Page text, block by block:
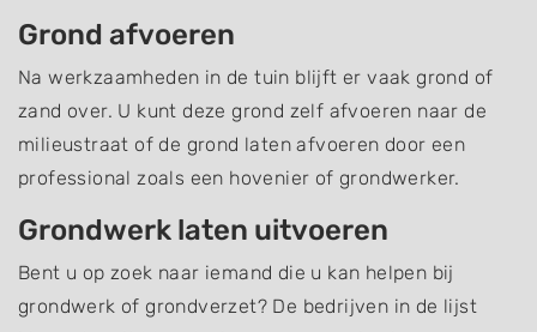
Grond afvoeren
Na werkzaamheden in de tuin blijft er vaak grond of
zand over. U kunt deze grond zelf afvoeren naar de
milieustraat of de grond laten afvoeren door een
professional zoals een hovenier of grondwerker.
Grondwerk laten uitvoeren
Bent u op zoek naar iemand die u kan helpen bij
grondwerk of grondverzet? De bedrijven in de lijst